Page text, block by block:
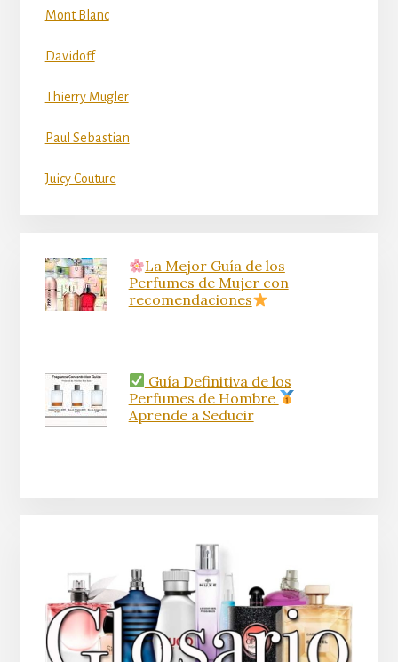
Mont Blanc
Davidoff
Thierry Mugler
Paul Sebastian
Juicy Couture
La Mejor Guía de los
Perfumes de Mujer con
recomendaciones
Guía Definitiva de los
Perfumes de Hombre
Aprende a Seducir